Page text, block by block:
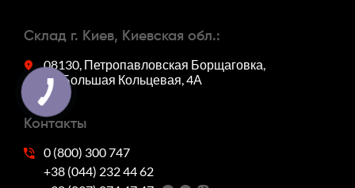
Склад г. Киев, Киевская обл.:
08130, Петропавловская Борщаговка,
ул. Большая Кольцевая, 4А
Контакты
0 (800) 300 747
+38 (044) 232 44 62